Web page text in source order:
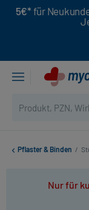
5€* für
Pflaster & Binden /
Nur für